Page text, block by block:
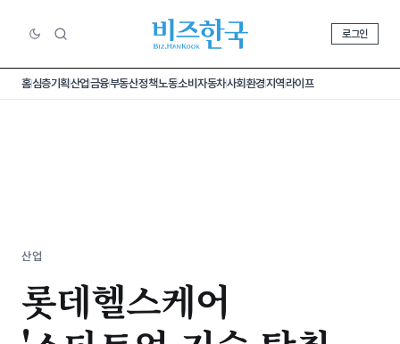
로그인
홈심층기획산업금융부동산정책노동소비 자동차사회환경지역라이프
산업
롯데헬스케어